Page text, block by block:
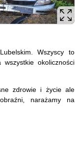
Wszyscy to
okoliczności
zdrowie i życie ale
narażamy na